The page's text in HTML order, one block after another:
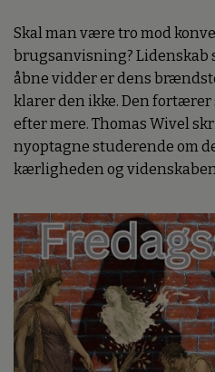
Skal man være tro mod
brugsanvisning? Lidenskab
åbne vidder er dens
klarer den ikke. Den fortærer
efter mere. Thomas Wivel
nyoptagne studerende om
kærligheden og